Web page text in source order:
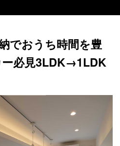
でおうち時間を豊
必見3LDK→1LDK